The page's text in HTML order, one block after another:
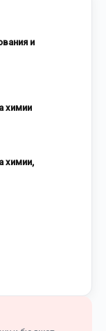
и
химии
химии,